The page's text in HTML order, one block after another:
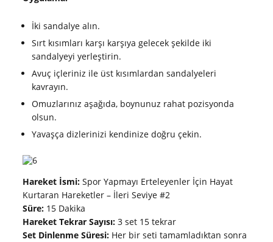
İki sandalye alın.
Sırt kısımları karşı karşıya gelecek şekilde iki
sandalyeyi yerleştirin.
Avuç içleriniz ile üst kısımlardan sandalyeleri
kavrayın.
Omuzlarınız aşağıda, boynunuz rahat pozisyonda
olsun.
Yavaşça dizlerinizi kendinize doğru çekin.
Hareket İsmi: Spor Yapmayı Erteleyenler İçin Hayat
Kurtaran Hareketler – İleri Seviye #2
Süre: 15 Dakika
Hareket Tekrar Sayısı: 3 set 15 tekrar
Set Dinlenme Süresi: Her bir seti tamamladıktan sonra